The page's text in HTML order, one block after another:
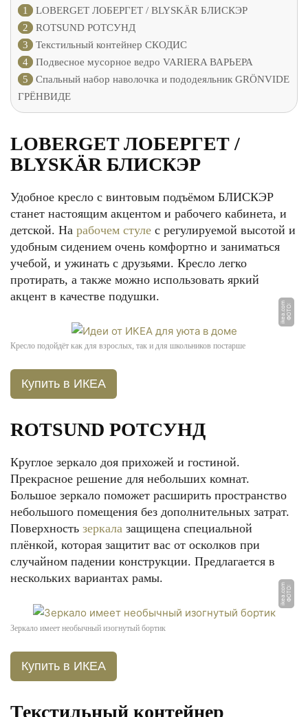
1
LOBERGET ЛОБЕРГЕТ / BLYSKÄR БЛИСКЭР
2
ROTSUND РОТСУНД
3
Текстильный контейнер СКОДИС
4
Подвесное мусорное ведро VARIERA ВАРЬЕРА
5
Спальный набор наволочка и пододеяльник GRÖNVIDE
ГРЁНВИДЕ
LOBERGET ЛОБЕРГЕТ /
BLYSKÄR БЛИСКЭР
Удобное кресло с винтовым подъёмом БЛИСКЭР
станет настоящим акцентом и рабочего кабинета, и
детской. На рабочем стуле с регулируемой высотой и
удобным сидением очень комфортно и заниматься
учебой, и ужинать с друзьями. Кресло легко
протирать, а также можно использовать яркий
акцент в качестве подушки.
Ф
О
Т
О:
i
k
e
a.
c
o
m
Кресло подойдёт как для взрослых, так и для школьников постарше
Купить в ИКЕА
ROTSUND РОТСУНД
Круглое зеркало доя прихожей и гостиной.
Прекрасное решение для небольших комнат.
Большое зеркало поможет расширить пространство
небольшого помещения без дополнительных затрат.
Поверхность зеркала защищена специальной
плёнкой, которая защитит вас от осколков при
случайном падении конструкции. Предлагается в
нескольких вариантах рамы.
Ф
О
Т
О:
i
k
e
a.
c
o
m
Зеркало имеет необычный изогнутый бортик
Купить в ИКЕА
Текстильный контейнер